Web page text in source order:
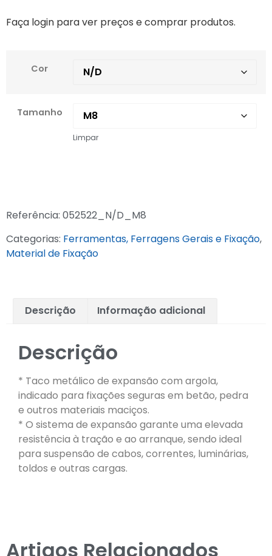
Faça login para ver preços e comprar produtos.
Cor
Tamanho
Limpar
Referência: 052522_N/D_M8
Categorias: Ferramentas, Ferragens Gerais e Fixação,
Material de Fixação
Descrição Informação adicional
Descrição
* Taco metálico de expansão com argola,
indicado para fixações seguras em betão, pedra
e outros materiais maciços.
* O sistema de expansão garante uma elevada
resistência à tração e ao arranque, sendo ideal
para suspensão de cabos, correntes, luminárias,
toldos e outras cargas.
Artigos Relacionados